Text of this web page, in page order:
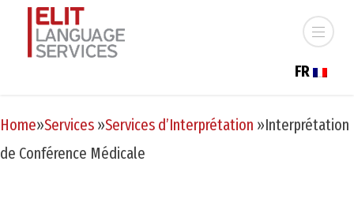
FR
Home»Services »Services d’Ιnterprétation »Interprétation
de Conférence Médicale